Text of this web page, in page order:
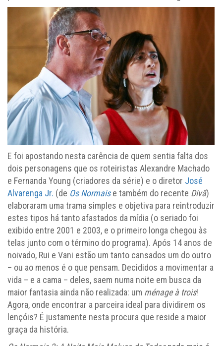
E foi apostando nesta carência de quem sentia falta dos
dois personagens que os roteiristas Alexandre Machado
e Fernanda Young (criadores da série) e o diretor José
Alvarenga Jr. (de Os Normaise também do recente Divã)
elaboraram uma trama simples e objetiva para reintroduzir
estes tipos há tanto afastados da mídia (o seriado foi
exibido entre 2001 e 2003, e o primeiro longa chegou às
telas junto com o término do programa). Após 14 anos de
noivado, Rui e Vani estão um tanto cansados um do outro
– ou ao menos é o que pensam. Decididos a movimentar a
vida – e a cama – deles, saem numa noite em busca da
maior fantasia ainda não realizada: um ménage à trois!
Agora, onde encontrar a parceira ideal para dividirem os
lençóis? É justamente nesta procura que reside a maior
graça da história.